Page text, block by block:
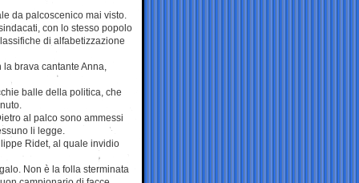
da palcoscenico mai visto.
con lo stesso popolo
di alfabetizzazione
brava cantante Anna,
balle della politica, che
al palco sono ammessi
li legge.
Ridet, al quale invidio
Non è la folla sterminata